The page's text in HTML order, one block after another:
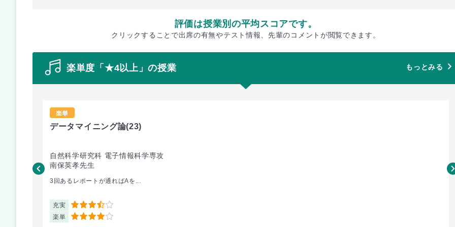
評価は授業別の平均スコアです。
クリックすることで出席の有無やテスト情報、先輩のコメントが閲覧できます。
楽単度「★4以上」の授業 もっとみる
楽単
データマイニング論(23)
自然科学研究科 電子情報科学専攻
南保英孝先生
3回あるレポートが通ればAを...
充実 3.5
楽単 4